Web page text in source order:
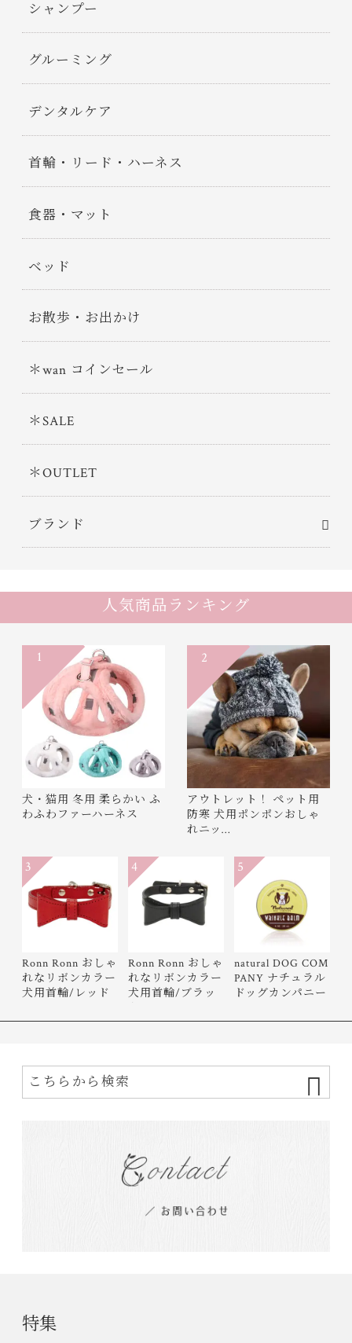
シャンプー
グルーミング
デンタルケア
首輪・リード・ハーネス
食器・マット
ベッド
お散歩・お出かけ
＊wan コインセール
＊SALE
＊OUTLET
ブランド
人気商品ランキング
犬・猫用 冬用 柔らかい ふ
わふわファーハーネス
1
アウトレット！ ペット用
防寒 犬用ポンポンおしゃ
れニッ…
2
Ronn Ronn おしゃ
れなリボンカラー
犬用首輪/レッド
3
Ronn Ronn おしゃ
れなリボンカラー
犬用首輪/ブラッ
4
natural DOG COM
PANY ナチュラル
ドッグカンパニー
5
特集